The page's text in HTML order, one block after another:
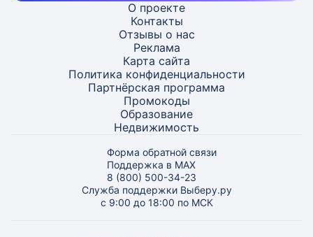
О проекте
Контакты
Отзывы о нас
Реклама
Карта сайта
Политика конфиденциальности
Партнёрская программа
Промокоды
Образование
Недвижимость
Форма обратной связи
Поддержка в MAX
8 (800) 500-34-23
Служба поддержки Выберу.ру
с 9:00 до 18:00 по МСК